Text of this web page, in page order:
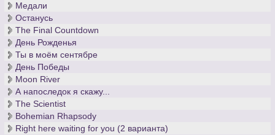
Медали
Останусь
The Final Countdown
День Рожденья
Ты в моём сентябре
День Победы
Moon River
А напоследок я скажу...
The Scientist
Bohemian Rhapsody
Right here waiting for you (2 варианта)